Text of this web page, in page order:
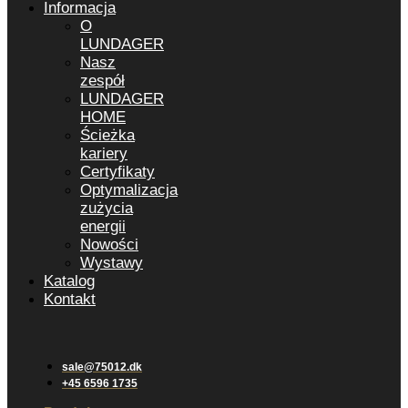
Informacja
O
LUNDAGER
Nasz
zespół
LUNDAGER
HOME
Ścieżka
kariery
Certyfikaty
Optymalizacja
zużycia
energii
Nowości
Wystawy
Katalog
Kontakt
sale@75012.dk
+45 6596 1735